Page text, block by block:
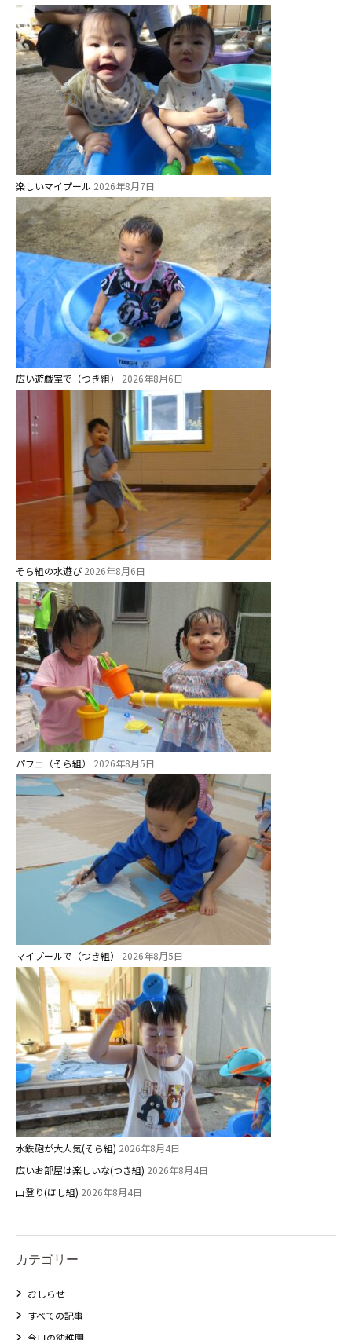
楽しいマイプール 2026年8月7日
広い遊戯室で（つき組） 2026年8月6日
そら組の水遊び 2026年8月6日
パフェ（そら組） 2026年8月5日
マイプールで（つき組） 2026年8月5日
水鉄砲が大人気(そら組) 2026年8月4日
広いお部屋は楽しいな(つき組) 2026年8月4日
山登り(ほし組) 2026年8月4日
カテゴリー
おしらせ
すべての記事
今日の幼稚園
園児募集要項
教職員募集
園のこと
園舎案内
安⼼・安全対策
給⾷
課外教室
理事長のことば
教育と保育
美⽊多幼稚園の理想
園の1⽇
年間⾏事
預かり保育［ヒラソル ]
美⽊多チコス
美⽊多チコスについて
美⽊多チコスブログ
未就園児クラス
0歳親子登園［マカロンクラス ]
1歳・2歳親子登園［マリポサクラ
ス ]
2歳児ひとり登園［ゆず組 ]
グループ施設・
関係先リンク
学校法⼈鴨⾕学園 鳳幼稚園
学校法⼈諏訪森学園 諏訪森幼稚
園
⼤阪府私⽴幼稚園連盟
社会福祉法人野田福祉会